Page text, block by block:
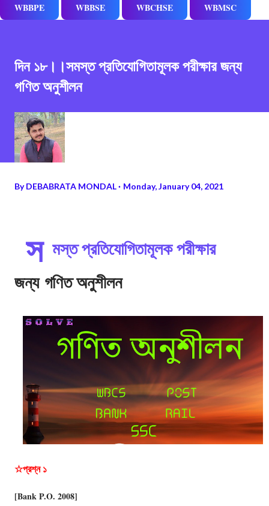
WBBPE WBBSE WBCHSE WBMSC
দিন ১৮।।সমস্ত প্রতিযোগিতামূলক পরীক্ষার জন্য
গণিত অনুশীলন
ByDEBABRATA MONDAL Monday, January 04, 2021
স মস্ত প্রতিযোগিতামূলক পরীক্ষার
জন্য গণিত অনুশীলন
☆প্রশ্ন ১
[Bank P.O. 2008]